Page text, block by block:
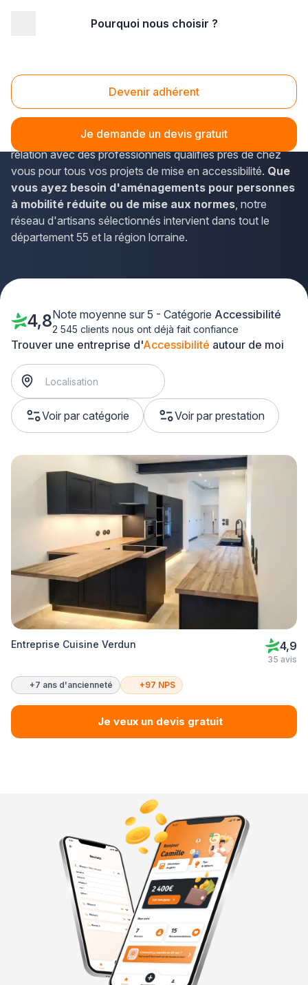
Pourquoi nous choisir ?
Devenir adhérent
Je demande un devis gratuit
Accessibilité Meuse (55)
Vous envisagez destravaux d'accessibilité dans la
Meusepour adapter votre logement ou local
professionnel ? La solution Plus que pro vous met en
relation avec des professionnels qualifiés près de chez
vous pour tous vos projets de mise en accessibilité. Que
vous ayez besoin d'aménagements pour personnes
à mobilité réduite ou de mise aux normes, notre
réseau d'artisans sélectionnés intervient dans tout le
département 55 et la région lorraine.
Trouver une entreprise d'Accessibilité autour de moi
Voir par catégorie Voir par prestation
4,8Note moyenne sur 5 - Catégorie Accessibilité
2 545 clients nous ont déjà fait confiance
Entreprise Cuisine Verdun 4,9
35 avis
+7 ans d'ancienneté +97 NPS
Je veux un devis gratuit